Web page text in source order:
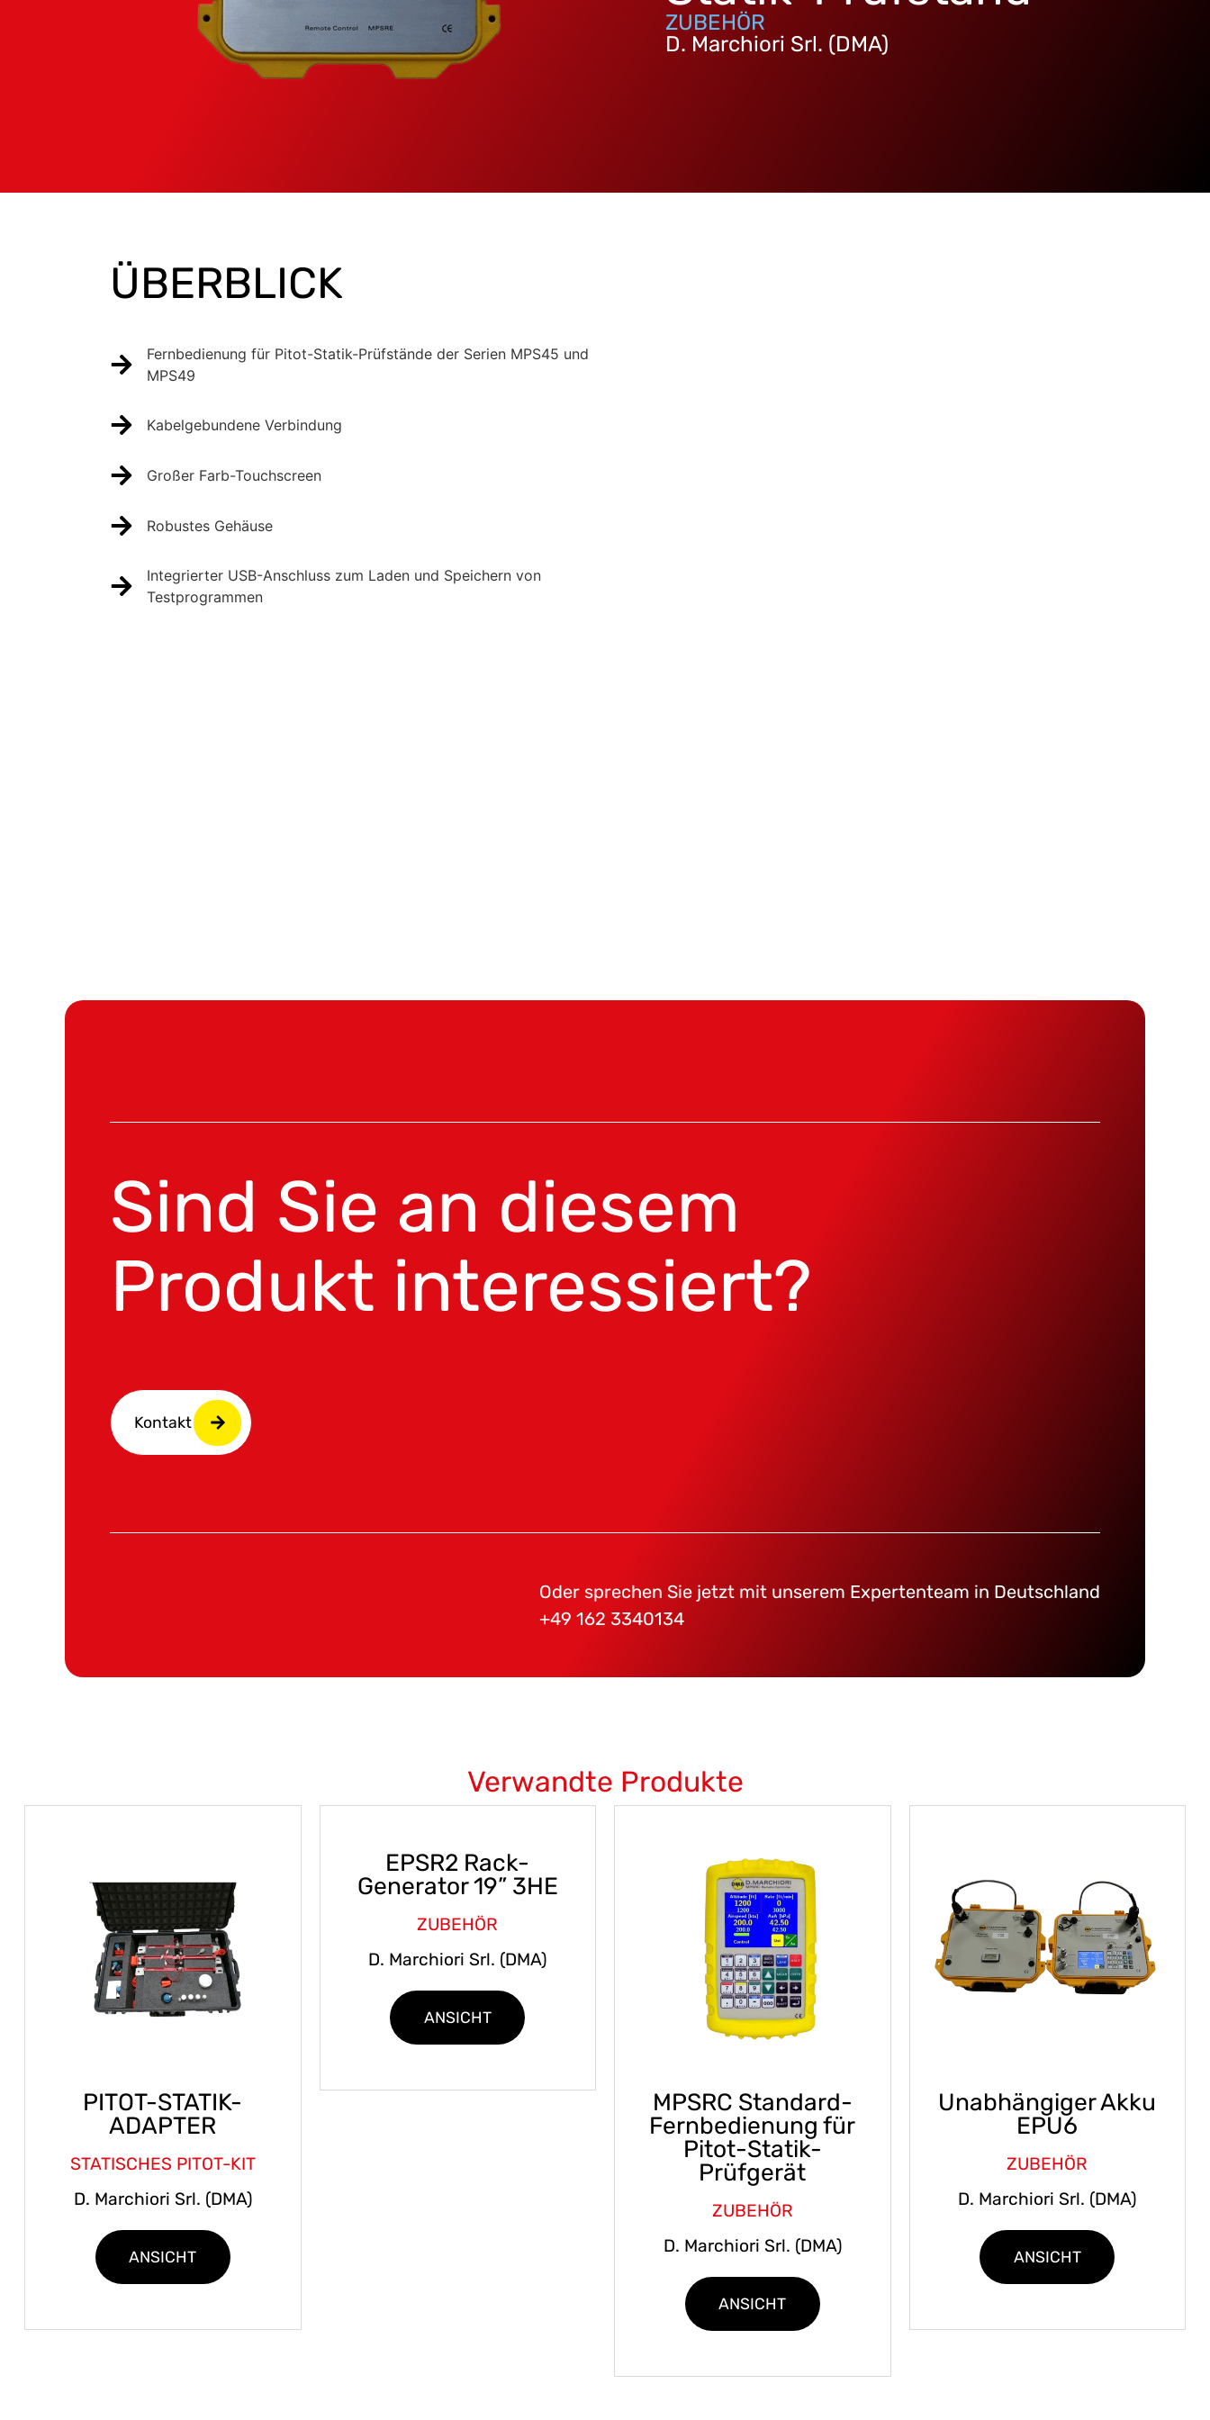
ZUBEHÖR
D. Marchiori Srl. (DMA)
ÜBERBLICK
Fernbedienung für Pitot-Statik-Prüfstände der Serien MPS45 und
MPS49
Kabelgebundene Verbindung
Großer Farb-Touchscreen
Robustes Gehäuse
Integrierter USB-Anschluss zum Laden und Speichern von
Testprogrammen
Sind Sie an diesem
Produkt interessiert?
Kontakt
Oder sprechen Sie jetzt mit unserem Expertenteam in Deutschland
+49 162 3340134
Verwandte Produkte
PITOT-STATIK-
ADAPTER
STATISCHES PITOT-KIT
D. Marchiori Srl. (DMA)
ANSICHT
EPSR2 Rack-
Generator 19” 3HE
ZUBEHÖR
D. Marchiori Srl. (DMA)
ANSICHT
MPSRC Standard-
Fernbedienung für
Pitot-Statik-
Prüfgerät
ZUBEHÖR
D. Marchiori Srl. (DMA)
ANSICHT
Unabhängiger Akku
EPU6
ZUBEHÖR
D. Marchiori Srl. (DMA)
ANSICHT